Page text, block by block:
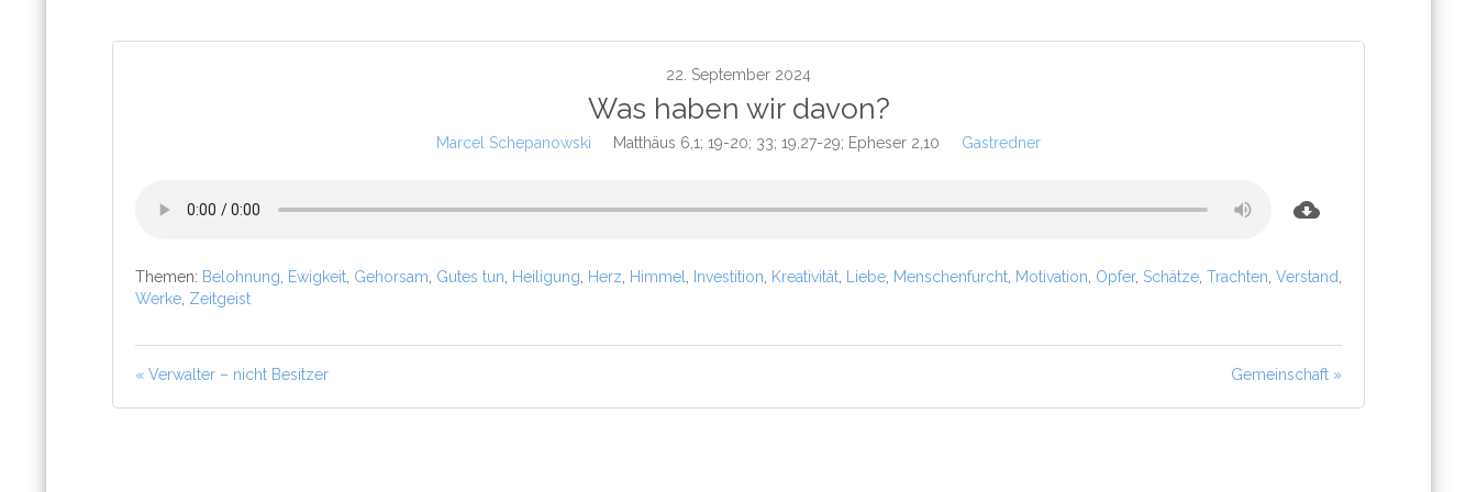
22. September 2024
Was haben wir davon?
Marcel Schepanowski Matthäus 6,1; 19-20; 33; 19,27-29; Epheser 2,10 Gastredner
Themen: Belohnung Ewigkeit Gehorsam Gutes tun Heiligung Herz Himmel Investition Kreativität Liebe Menschenfurcht Motivation Opfer, Schätze Trachten Verstand
Werke Zeitgeist
« Verwalter – nicht Besitzer Gemeinschaft »